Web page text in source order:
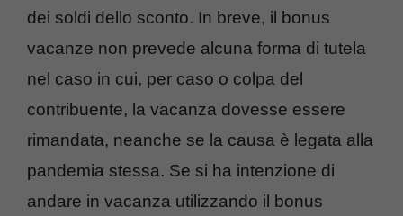
dei soldi dello sconto. In breve, il bonus
vacanze non prevede alcuna forma di tutela
nel caso in cui, per caso o colpa del
contribuente, la vacanza dovesse essere
rimandata, neanche se la causa è legata alla
pandemia stessa. Se si ha intenzione di
andare in vacanza utilizzando il bonus